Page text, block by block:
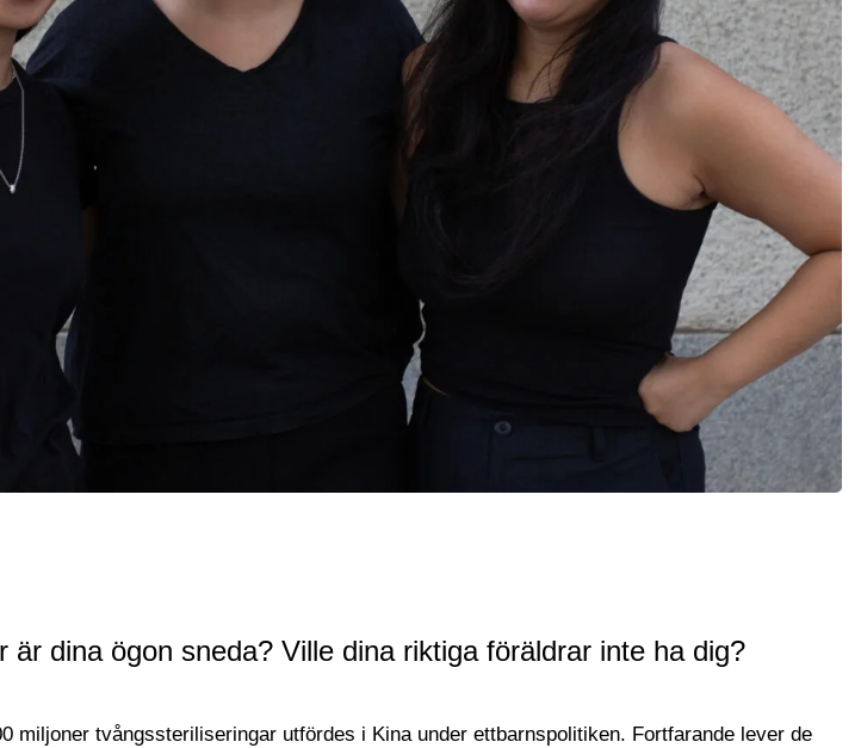
är dina ögon sneda? Ville dina riktiga föräldrar inte ha dig?
miljoner tvångssteriliseringar utfördes i Kina under ettbarnspolitiken. Fortfarande lever de